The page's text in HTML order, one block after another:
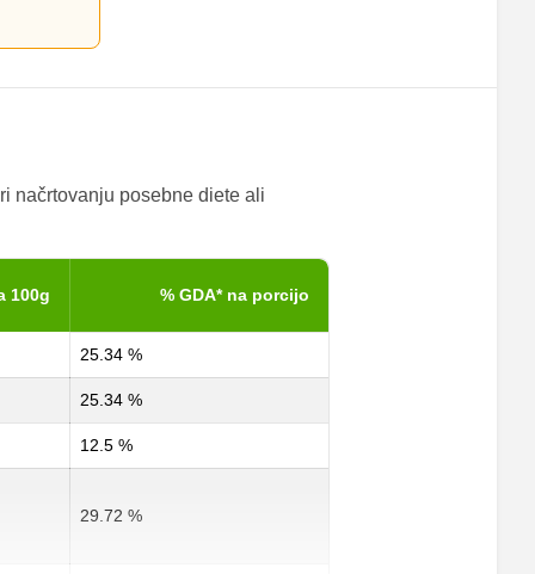
načrtovanju posebne diete ali
100g % GDA* na porcijo
25.34 %
25.34 %
12.5 %
29.72 %